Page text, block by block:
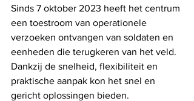
Sinds 7 oktober 2023 heeft het centrum
een ​​toestroom van operationele
verzoeken ontvangen van soldaten en
eenheden die terugkeren van het veld.
Dankzij de snelheid, flexibiliteit en
praktische aanpak kon het snel en
gericht oplossingen bieden.